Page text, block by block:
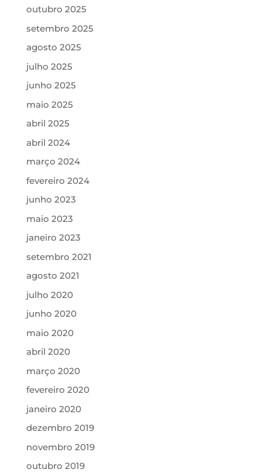
outubro 2025
setembro 2025
agosto 2025
julho 2025
junho 2025
maio 2025
abril 2025
abril 2024
março 2024
fevereiro 2024
junho 2023
maio 2023
janeiro 2023
setembro 2021
agosto 2021
julho 2020
junho 2020
maio 2020
abril 2020
março 2020
fevereiro 2020
janeiro 2020
dezembro 2019
novembro 2019
outubro 2019